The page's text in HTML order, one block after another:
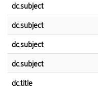
dc.subject
dc.subject
dc.subject
dc.subject
dc.title